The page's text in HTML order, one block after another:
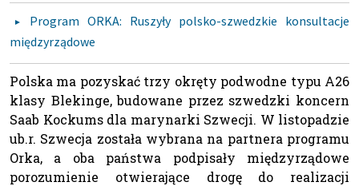
Program ORKA: Ruszyły polsko-szwedzkie konsultacje
międzyrządowe
Polska ma pozyskać trzy okręty podwodne typu A26
klasy Blekinge, budowane przez szwedzki koncern
Saab Kockums dla marynarki Szwecji. W listopadzie
ub.r. Szwecja została wybrana na partnera programu
Orka, a oba państwa podpisały międzyrządowe
porozumienie otwierające drogę do realizacji